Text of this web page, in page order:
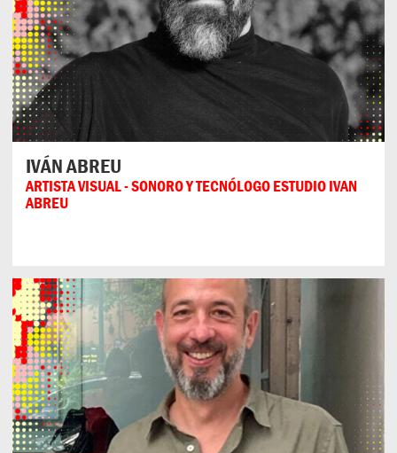
IVÁN ABREU
ARTISTA VISUAL - SONORO Y TECNÓLOGO ESTUDIO IVAN
ABREU